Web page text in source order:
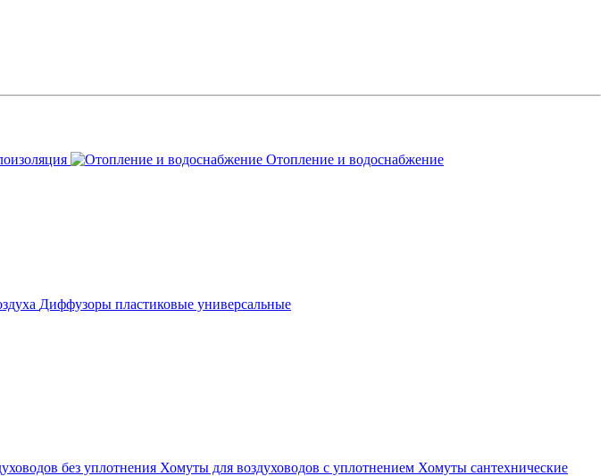
Отопление и водоснабжение
Диффузоры пластиковые универсальные
без уплотнения Хомуты для воздуховодов с уплотнением Хомуты сантехнические